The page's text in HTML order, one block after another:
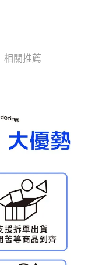
相關推薦